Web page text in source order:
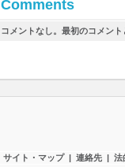
Comments
コメントなし。最初のコメン
サイト・マップ | 連絡先 | 法